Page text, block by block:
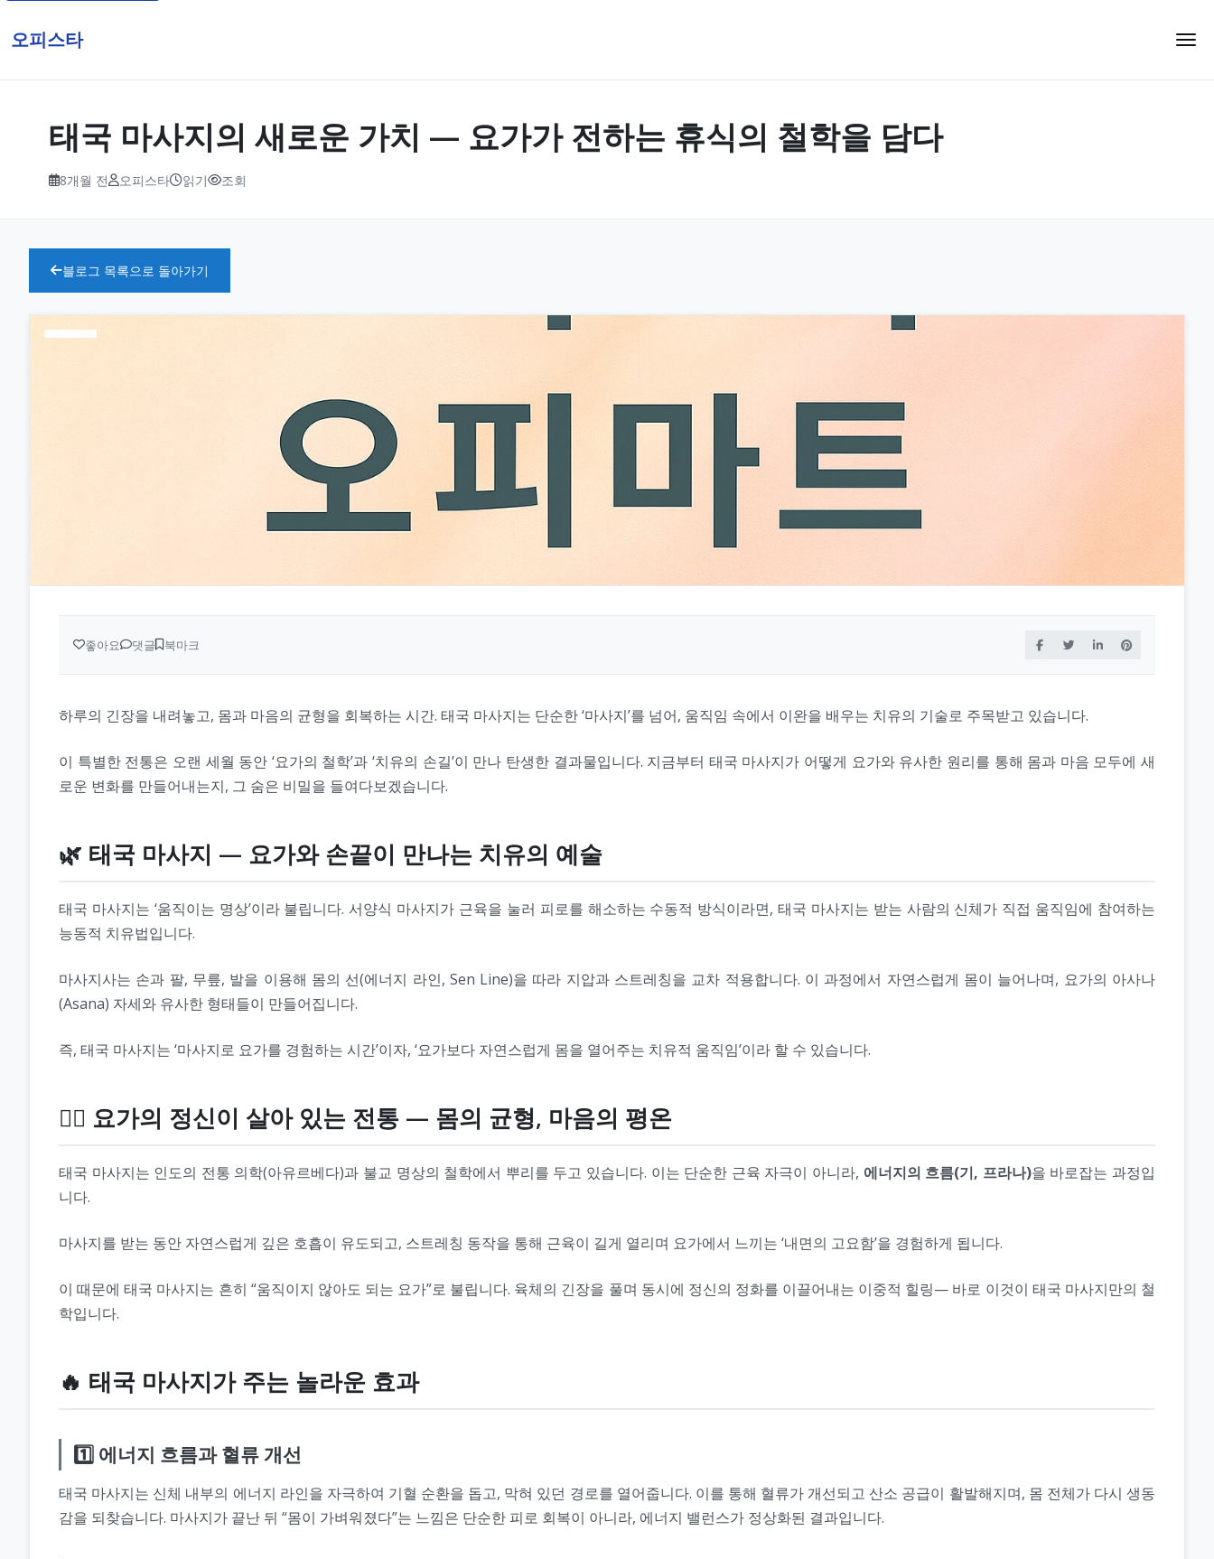
오피스타
태국 마사지의 새로운 가치 — 요가가 전하는 휴식의 철학을 담다
8개월 전 오피스타 읽기 조회
블로그 목록으로 돌아가기
좋아요 댓글 북마크
하루의 긴장을 내려놓고, 몸과 마음의 균형을 회복하는 시간. 태국 마사지는 단순한 ‘마사지’를 넘어, 움직임 속에서 이완을 배우는 치유의 기술로 주목받고 있습니다.
이 특별한 전통은 오랜 세월 동안 ‘요가의 철학’과 ‘치유의 손길’이 만나 탄생한 결과물입니다. 지금부터 태국 마사지가 어떻게 요가와 유사한 원리를 통해 몸과 마음 모두에 새
로운 변화를 만들어내는지, 그 숨은 비밀을 들여다보겠습니다.
🌿 태국 마사지 — 요가와 손끝이 만나는 치유의 예술
태국 마사지는 ‘움직이는 명상’이라 불립니다. 서양식 마사지가 근육을 눌러 피로를 해소하는 수동적 방식이라면, 태국 마사지는 받는 사람의 신체가 직접 움직임에 참여하는
능동적 치유법입니다.
마사지사는 손과 팔, 무릎, 발을 이용해 몸의 선(에너지 라인, Sen Line)을 따라 지압과 스트레칭을 교차 적용합니다. 이 과정에서 자연스럽게 몸이 늘어나며, 요가의 아사나
(Asana) 자세와 유사한 형태들이 만들어집니다.
즉, 태국 마사지는 ‘마사지로 요가를 경험하는 시간’이자, ‘요가보다 자연스럽게 몸을 열어주는 치유적 움직임’이라 할 수 있습니다.
🧘‍♀️ 요가의 정신이 살아 있는 전통 — 몸의 균형, 마음의 평온
태국 마사지는 인도의 전통 의학(아유르베다)과 불교 명상의 철학에서 뿌리를 두고 있습니다. 이는 단순한 근육 자극이 아니라, 에너지의 흐름(기, 프라나)을 바로잡는 과정입
니다.
마사지를 받는 동안 자연스럽게 깊은 호흡이 유도되고, 스트레칭 동작을 통해 근육이 길게 열리며 요가에서 느끼는 ‘내면의 고요함’을 경험하게 됩니다.
이 때문에 태국 마사지는 흔히 “움직이지 않아도 되는 요가”로 불립니다. 육체의 긴장을 풀며 동시에 정신의 정화를 이끌어내는 이중적 힐링— 바로 이것이 태국 마사지만의 철
학입니다.
🔥 태국 마사지가 주는 놀라운 효과
1️⃣ 에너지 흐름과 혈류 개선
태국 마사지는 신체 내부의 에너지 라인을 자극하여 기혈 순환을 돕고, 막혀 있던 경로를 열어줍니다. 이를 통해 혈류가 개선되고 산소 공급이 활발해지며, 몸 전체가 다시 생동
감을 되찾습니다. 마사지가 끝난 뒤 “몸이 가벼워졌다”는 느낌은 단순한 피로 회복이 아니라, 에너지 밸런스가 정상화된 결과입니다.